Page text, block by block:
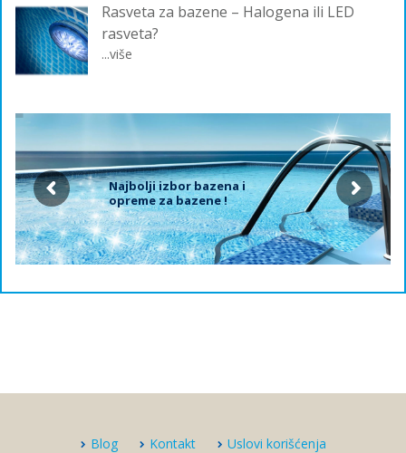
Rasveta za bazene – Halogena ili LED
rasveta?
...više
Najbolji izbor bazena i
opreme za bazene !
Blog Kontakt Uslovi korišćenja